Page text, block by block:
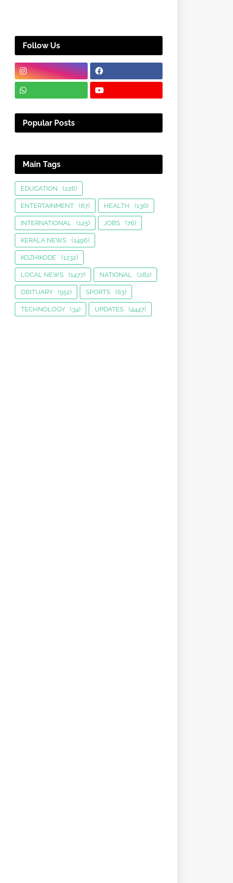
Follow Us
Popular Posts
Main Tags
EDUCATION (226)
ENTERTAINMENT (67) HEALTH (136)
INTERNATIONAL (125) JOBS (76)
KERALA NEWS (1496)
KOZHIKODE (1232)
LOCAL NEWS (1477) NATIONAL (282)
OBITUARY (552) SPORTS (63)
TECHNOLOGY (34) UPDATES (4447)